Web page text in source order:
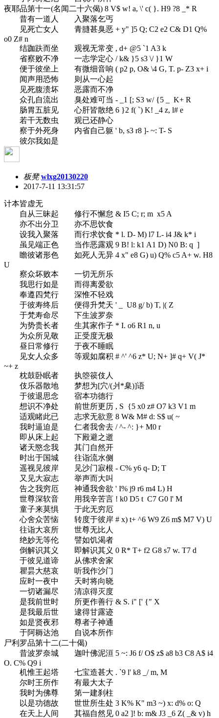
夜耶品第十一(名闻二十六偈) 8 V$ w! a, \' c( }. H9 ?8 _* R
昔有一道人 入聚落乞丐
见死亡女人 青膖甚臭恶 + y" ]5 Q; C2 e2 C& D1 Q%
o0 Z# n
结跏趺而坐 观视无常变 , d+ @5 `1 A3 k
省察败不净 一志学定心 / k& }5 s3 \/ }1 W
便于彼坐上 有微细音响 ( p2 p, O& \4 G, T. p- Z3 x+ i
闻声用恐怖 则从一心起
见死腹溃坏 恶露而不净
众孔自流出 臭处难可当 - _1 [; S3 w/ {5 _ K+ R
肠胃五脏见 心肝皆散绝 6 }2 f( `) K! _4 z, l# e
若干无数虫 观已还静心
察于外死身 内省自己躯 ' b, s3 r8 ]- ~: T- S
彼尔我如是
板凳 wlxg20130220
2017-7-11 13:31:57
计本皆虚无
自从三昧起 修行不懈怠 & I5 C; r; m x5 A
亦不出分卫 亦不思饮食
设我入聚落 而行求饮食 * l. D- M) l7 L- i4 J& k* i
虽见端正色 当作恶露观 9 B! l: k1 A1 D) N0 B: q ]
瞻彼诸形色 如死人无异 4 x" e8 G) u) Q% c5 A+ w. H8
U
察众坏败本 一切无所乐
我思行如是 而得离爱欲
奉遵四梵行 深惟不轻戏
于彼寿终后 便得升梵天 ' _ U8 g/ b) T, |( Z
于梵寿命尽 下生波罗奈
为势贵长者 生其家作子 * I. o6 R1 n, u
为众所见敬 正受度无极
昼日常修行 于夜不睡眠
见女人众多 等观如腐积 # ^' ^6 z* U; N+ ]# q+ V( J*
~+ z
枕鼓卧眠者 执箜篌伎人
伎乐器散地 梦想为[穴/(爿*臬)]语
于彼退思念 宿本功德行
想识不净处 前世所更历 , S {5 x0 z# O7 k3 V1 m
适观睹此已 志求无欲意 8 W& M# d: S$ u( ~
我时逼迫是 仁者我舍去 / ^- ^: }+ M0 r
即从床上起 下殿避之逝
诸天愍念我 其门自然开
时出于国城 往诣流水侧
遥视见彼岸 见沙门寂根 - C% y6 q- D; T
又见大寂志 举声而大叫
告之我穷厄 神通我舍欲 ' I% j9 r6 m4 L) H
世尊深软音 用我辛苦言 ! k0 D5 t C7 G0 l' M
童子来莫惧 于此无穷厄
心舍众苦恼 转度于彼岸 # x) t+ ^6 W9 Z6 m$ M7 V) U
往诣大哀所 世尊无比人
绝妙无等伦 譬如饥渴者
倒解识其义 即解识其义 0 R* T+ f2 G8 s7 w. T7 d
于彼见道谛 从佛求舍家
瞿昙大慈哀 听我作沙门
应时一夜中 天时将向晓
一切诸漏尽 清凉得灭度
是我前世时 所更作善行 & S. i" [' {" X
是我最后世 逮得甘露迹
如是贤夜邪 尊者子神通
于阿耨达池 自说本所作
尸利罗品第十二(二十偈)
昔波罗奈城 迦叶佛泥洹 5 ~: J6 f/ O$ z$ a8 b3 C8 A$ i4
O. C% Q9 i
机惟王起塔 七宝造甚大 . `9 l' k8 _/ m, M
尔时王所作 有最大太子
我时为佛尊 第一建刹柱
以是功德故 世世所生处 3 K% K" m3 ~) x: d% o: Q
在天上人间 其福自然见 0 a2 ]! b: m& J3 _6 Z( _& v) h